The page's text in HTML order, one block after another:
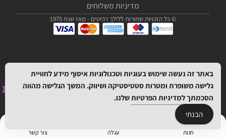
מדיניות משלוחים
© כל הזכויות שמורות ללילך רהיטים - מאז שנת 1975
חנות עגלה צור קשר
באתר זה נעשה שימוש בעוגיות וטכנולוגיות איסוף מידע לחוויית
גלישה משופרת ומטרות סטטיסטיקה ושיווק. המשך הגלישה מהווה
הסכמתךלמדיניות הפרטיותשלנו.
הבנתי